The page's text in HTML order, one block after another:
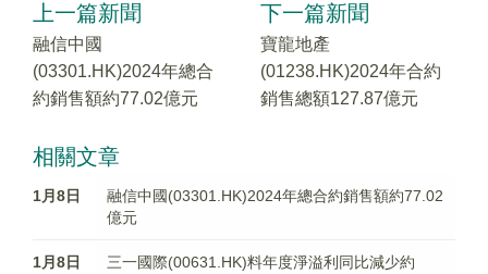
上一篇新聞
融信中國
(03301.HK)2024年總合
約銷售額約77.02億元
下一篇新聞
寶龍地產
(01238.HK)2024年合約
銷售總額127.87億元
相關文章
1月8日
融信中國(03301.HK)2024年總合約銷售額約77.02
億元
1月8日
三一國際(00631.HK)料年度淨溢利同比減少約